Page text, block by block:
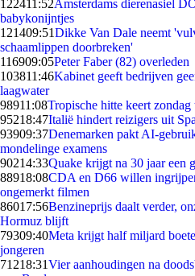
122411:52Amsterdams dierenasiel
babykonijntjes
121409:51Dikke Van Dale neemt
schaamlippen doorbreken'
116909:05Peter Faber (82) overleden
103811:46Kabinet geeft bedrijven
laagwater
98911:08Tropische hitte keert
95218:47Italië hindert reizigers uit
93909:37Denemarken pakt AI-
mondelinge examens
90214:33Quake krijgt na 30 jaar een
88918:08CDA en D66 willen
ongemerkt filmen
86017:56Benzineprijs daalt verder,
Hormuz blijft
79309:40Meta krijgt half miljard
jongeren
71218:31Vier aanhoudingen na